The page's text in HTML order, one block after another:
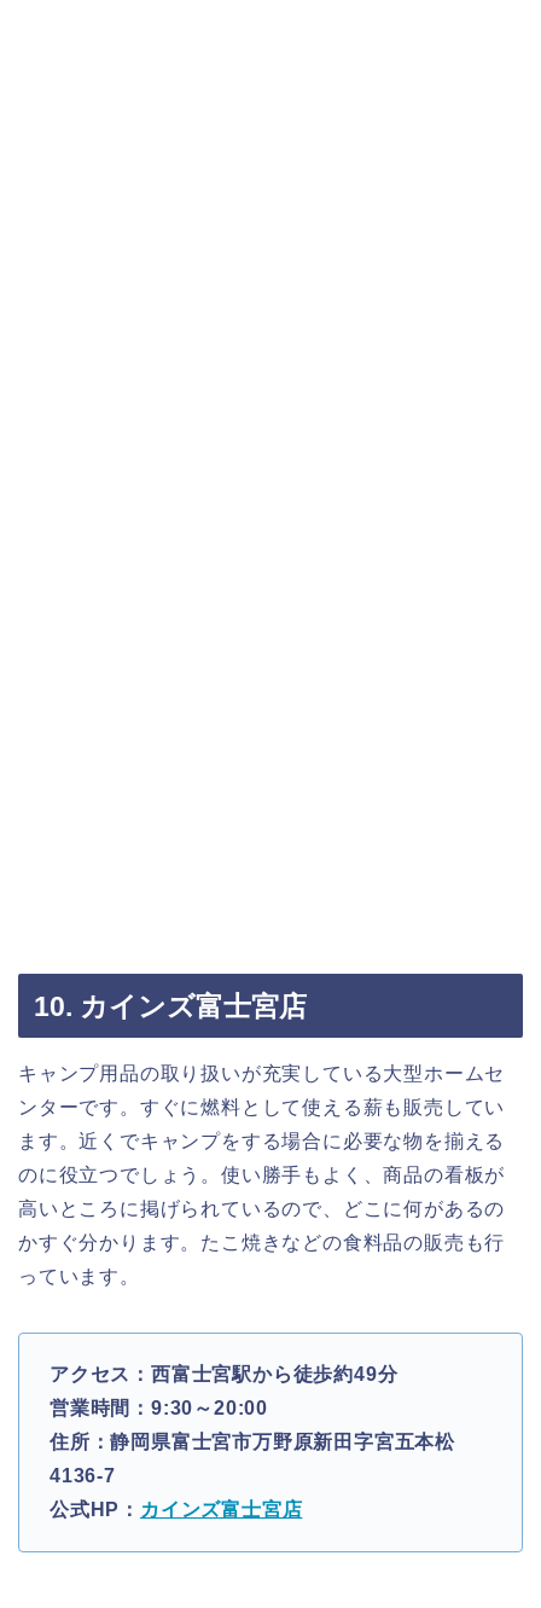
10. カインズ富士宮店
キャンプ用品の取り扱いが充実している大型ホームセ
ンターです。すぐに燃料として使える薪も販売してい
ます。近くでキャンプをする場合に必要な物を揃える
のに役立つでしょう。使い勝手もよく、商品の看板が
高いところに掲げられているので、どこに何があるの
かすぐ分かります。たこ焼きなどの食料品の販売も行
っています。
アクセス：西富士宮駅から徒歩約49分
営業時間：9:30～20:00
住所：静岡県富士宮市万野原新田字宮五本松
4136-7
公式HP： カインズ富士宮店